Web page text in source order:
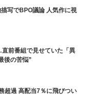
写でBPO議論 人気作に視
前番組で見せていた「異
後の苦悩”
超過 高配当7％に飛びつい